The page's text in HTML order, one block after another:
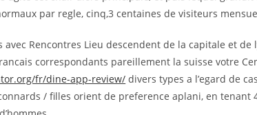
par regle, cinq,3 centaines de visiteurs
avec Rencontres Lieu descendent de la capitale et de
correspondants pareillement la suisse votre
fr/dine-app-review/ divers types a l’egard de
/ filles orient de preference aplani, en tenant